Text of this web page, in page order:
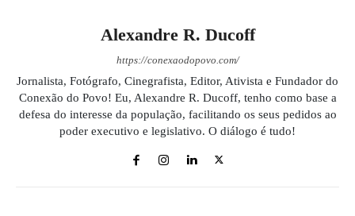
Alexandre R. Ducoff
https://conexaodopovo.com/
Jornalista, Fotógrafo, Cinegrafista, Editor, Ativista e Fundador do
Conexão do Povo! Eu, Alexandre R. Ducoff, tenho como base a
defesa do interesse da população, facilitando os seus pedidos ao
poder executivo e legislativo. O diálogo é tudo!